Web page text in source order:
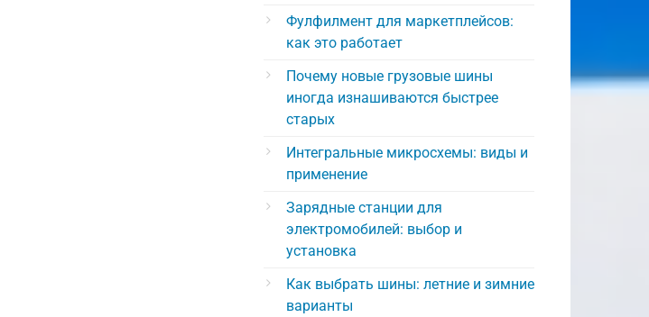
Фулфилмент для маркетплейсов:
как это работает
Почему новые грузовые шины
иногда изнашиваются быстрее
старых
Интегральные микросхемы: виды и
применение
Зарядные станции для
электромобилей: выбор и
установка
Как выбрать шины: летние и зимние
варианты